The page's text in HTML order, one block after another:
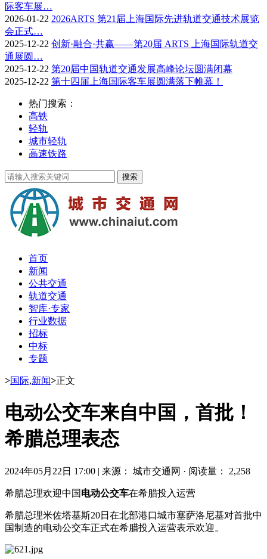
际客车展…
2026-01-22 2026ARTS 第21届上海国际先进轨道交通技术展览
会正式…
2025-12-22 创新·融合·共赢——第20届 ARTS 上海国际轨道交
通展圆…
2025-12-22 第20届中国轨道交通发展高峰论坛圆满闭幕
2025-12-22 第十四届上海国际客车展圆满落下帷幕！
热门搜索：
高铁
轻轨
城市轻轨
高速铁路
首页
新闻
公共交通
轨道交通
智库·专家
行业数据
招标
中标
专题
>国际,新闻>正文
电动公交车来自中国，首批！
希腊总理表态
2024年05月22日 17:00 | 来源： 城市交通网 · 阅读量： 2,258
希腊总理欢迎中国电动公交车在希腊投入运营
希腊总理米佐塔基斯20日在北部港口城市塞萨洛尼基对首批中
国制造的电动公交车正式在希腊投入运营表示欢迎。